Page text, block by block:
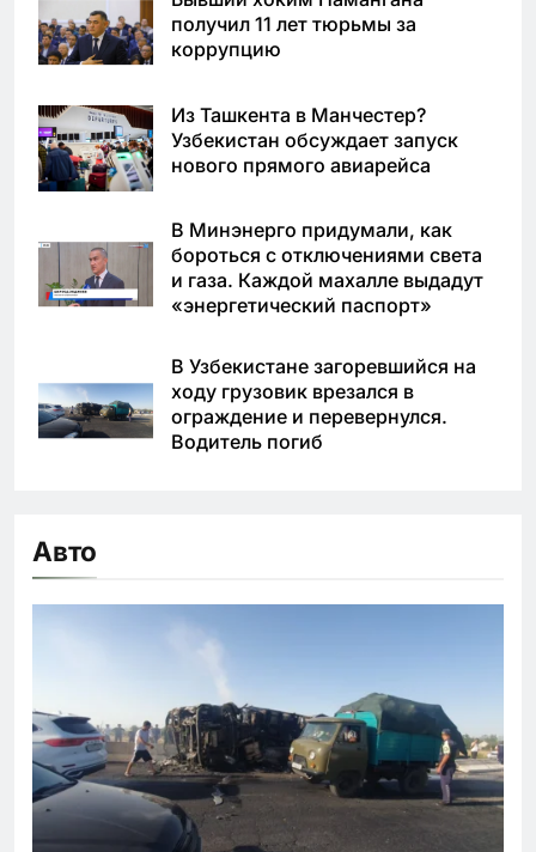
получил 11 лет тюрьмы за
коррупцию
Из Ташкента в Манчестер?
Узбекистан обсуждает запуск
нового прямого авиарейса
В Минэнерго придумали, как
бороться с отключениями света
и газа. Каждой махалле выдадут
«энергетический паспорт»
В Узбекистане загоревшийся на
ходу грузовик врезался в
ограждение и перевернулся.
Водитель погиб
Авто